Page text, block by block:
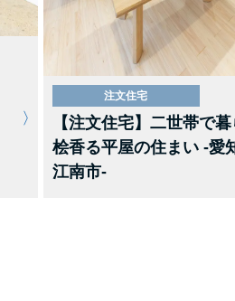
注文住宅
【注文住宅】二世帯で
桧香る平屋の住まい -愛
江南市-